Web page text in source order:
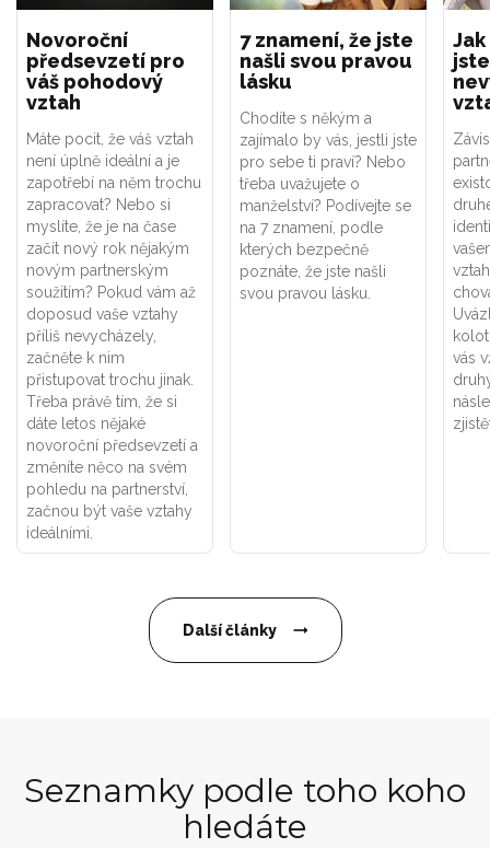
Novoroční
předsevzetí pro
váš pohodový
vztah
Máte pocit, že váš vztah
není úplně ideální a je
zapotřebí na něm trochu
zapracovat? Nebo si
myslíte, že je na čase
začít nový rok nějakým
novým partnerským
soužitím? Pokud vám až
doposud vaše vztahy
příliš nevycházely,
začněte k nim
přistupovat trochu jinak.
Třeba právě tím, že si
dáte letos nějaké
novoroční předsevzetí a
změníte něco na svém
pohledu na partnerství,
začnou být vaše vztahy
ideálními.
7 znamení, že jste
našli svou pravou
lásku
Chodíte s někým a
zajímalo by vás, jestli jste
pro sebe ti praví? Nebo
třeba uvažujete o
manželství? Podívejte se
na 7 znamení, podle
kterých bezpečně
poznáte, že jste našli
svou pravou lásku.
vás
Další články
Seznamky podle toho koho
hledáte